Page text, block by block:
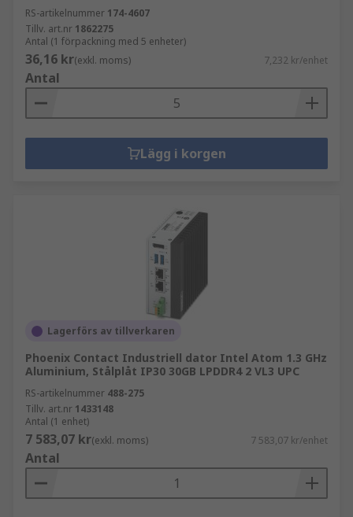
RS-artikelnummer 174-4607
Tillv. art.nr 1862275
Antal (1 förpackning med 5 enheter)
36,16 kr(exkl. moms) 7,232 kr/enhet
Antal
Lägg i korgen
Lagerförs av tillverkaren
Phoenix Contact Industriell dator Intel Atom 1.3 GHz
Aluminium, Stålplåt IP30 30GB LPDDR4 2 VL3 UPC
RS-artikelnummer 488-275
Tillv. art.nr 1433148
Antal (1 enhet)
7 583,07 kr(exkl. moms) 7 583,07 kr/enhet
Antal